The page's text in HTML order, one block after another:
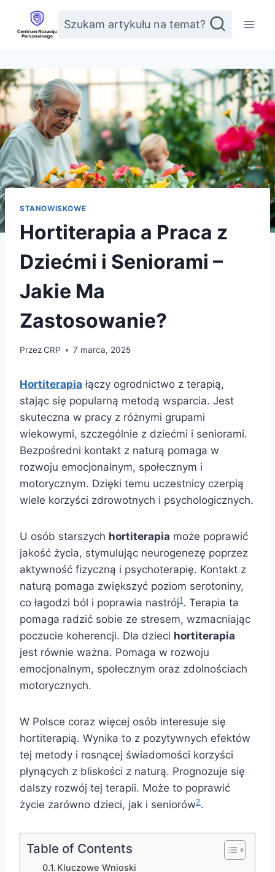
Przejdź
treści
Szukam artykułu na temat?
STANOWISKOWE
Hortiterapia a Praca z
Dziećmi i Seniorami –
Jakie Ma
Zastosowanie?
PrzezCRP 7 marca, 2025
Hortiterapia łączy ogrodnictwo z terapią,
stając się popularną metodą wsparcia. Jest
skuteczna w pracy z różnymi grupami
wiekowymi, szczególnie z dziećmi i seniorami.
Bezpośredni kontakt z naturą pomaga w
rozwoju emocjonalnym, społecznym i
motorycznym. Dzięki temu uczestnicy czerpią
wiele korzyści zdrowotnych i psychologicznych.
U osób starszych hortiterapia może poprawić
jakość życia, stymulując neurogenezę poprzez
aktywność fizyczną i psychoterapię. Kontakt z
naturą pomaga zwiększyć poziom serotoniny,
co łagodzi ból i poprawia nastrój1. Terapia ta
pomaga radzić sobie ze stresem, wzmacniając
poczucie koherencji. Dla dzieci hortiterapia
jest równie ważna. Pomaga w rozwoju
emocjonalnym, społecznym oraz zdolnościach
motorycznych.
W Polsce coraz więcej osób interesuje się
hortiterapią. Wynika to z pozytywnych efektów
tej metody i rosnącej świadomości korzyści
płynących z bliskości z naturą. Prognozuje się
dalszy rozwój tej terapii. Może to poprawić
życie zarówno dzieci, jak i seniorów2.
Table of Contents
Kluczowe Wnioski